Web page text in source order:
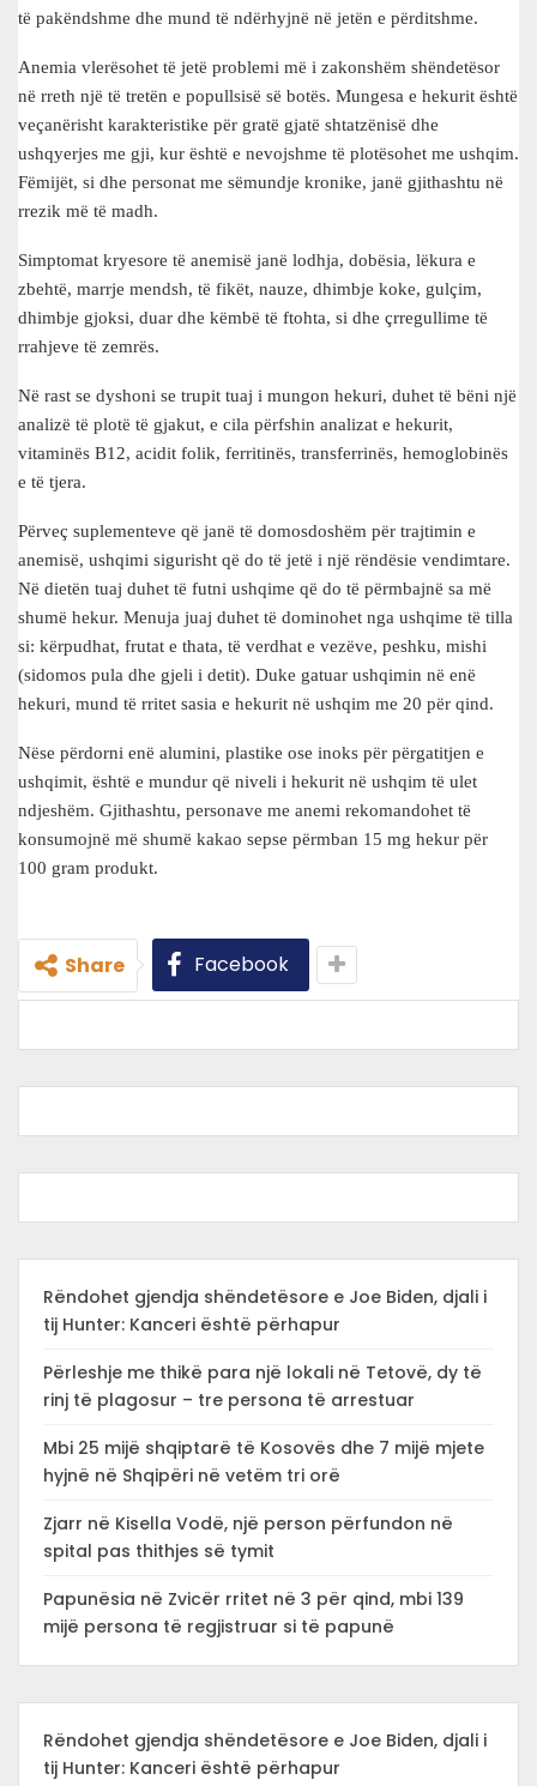
të pakëndshme dhe mund të ndërhyjnë në jetën e përditshme.
Anemia vlerësohet të jetë problemi më i zakonshëm shëndetësor
në rreth një të tretën e popullsisë së botës. Mungesa e hekurit është
veçanërisht karakteristike për gratë gjatë shtatzënisë dhe
ushqyerjes me gji, kur është e nevojshme të plotësohet me ushqim.
Fëmijët, si dhe personat me sëmundje kronike, janë gjithashtu në
rrezik më të madh.
Simptomat kryesore të anemisë janë lodhja, dobësia, lëkura e
zbehtë, marrje mendsh, të fikët, nauze, dhimbje koke, gulçim,
dhimbje gjoksi, duar dhe këmbë të ftohta, si dhe çrregullime të
rrahjeve të zemrës.
Në rast se dyshoni se trupit tuaj i mungon hekuri, duhet të bëni një
analizë të plotë të gjakut, e cila përfshin analizat e hekurit,
vitaminës B12, acidit folik, ferritinës, transferrinës, hemoglobinës
e të tjera.
Përveç suplementeve që janë të domosdoshëm për trajtimin e
anemisë, ushqimi sigurisht që do të jetë i një rëndësie vendimtare.
Në dietën tuaj duhet të futni ushqime që do të përmbajnë sa më
shumë hekur. Menuja juaj duhet të dominohet nga ushqime të tilla
si: kërpudhat, frutat e thata, të verdhat e vezëve, peshku, mishi
(sidomos pula dhe gjeli i detit). Duke gatuar ushqimin në enë
hekuri, mund të rritet sasia e hekurit në ushqim me 20 për qind.
Nëse përdorni enë alumini, plastike ose inoks për përgatitjen e
ushqimit, është e mundur që niveli i hekurit në ushqim të ulet
ndjeshëm. Gjithashtu, personave me anemi rekomandohet të
konsumojnë më shumë kakao sepse përmban 15 mg hekur për
100 gram produkt.
Share Facebook
Rëndohet gjendja shëndetësore e Joe Biden, djali i
tij Hunter: Kanceri është përhapur
Përleshje me thikë para një lokali në Tetovë, dy të
rinj të plagosur – tre persona të arrestuar
Mbi 25 mijë shqiptarë të Kosovës dhe 7 mijë mjete
hyjnë në Shqipëri në vetëm tri orë
Zjarr në Kisella Vodë, një person përfundon në
spital pas thithjes së tymit
Papunësia në Zvicër rritet në 3 për qind, mbi 139
mijë persona të regjistruar si të papunë
Rëndohet gjendja shëndetësore e Joe Biden, djali i
tij Hunter: Kanceri është përhapur